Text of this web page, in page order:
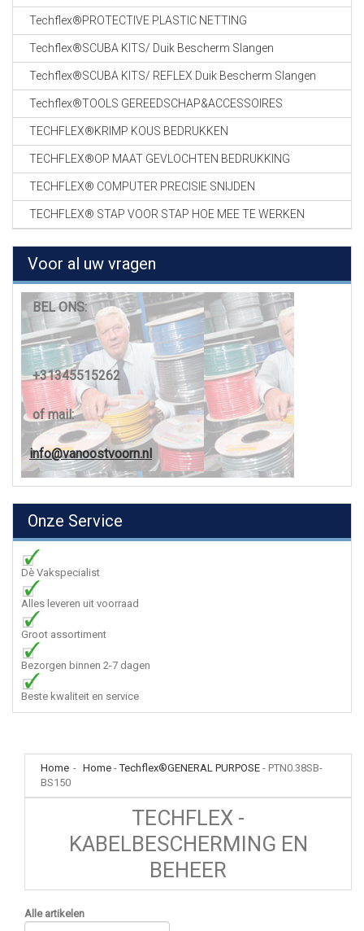
Techflex®PROTECTIVE PLASTIC NETTING
Techflex®SCUBA KITS/ Duik Bescherm Slangen
Techflex®SCUBA KITS/ REFLEX Duik Bescherm Slangen
Techflex®TOOLS GEREEDSCHAP&ACCESSOIRES
TECHFLEX®KRIMP KOUS BEDRUKKEN
TECHFLEX®OP MAAT GEVLOCHTEN BEDRUKKING
TECHFLEX® COMPUTER PRECISIE SNIJDEN
TECHFLEX® STAP VOOR STAP HOE MEE TE WERKEN
Voor al uw vragen
BEL ONS:
+31345515262
of mail:
info@vanoostvoorn.nl
Onze Service
Dè Vakspecialist
Alles leveren uit voorraad
Groot assortiment
Bezorgen binnen 2-7 dagen
Beste kwaliteit en service
Home - Home -Techflex®GENERAL PURPOSE - PTN0.38SB-
BS150
TECHFLEX -
KABELBESCHERMING EN
BEHEER
Alle artikelen